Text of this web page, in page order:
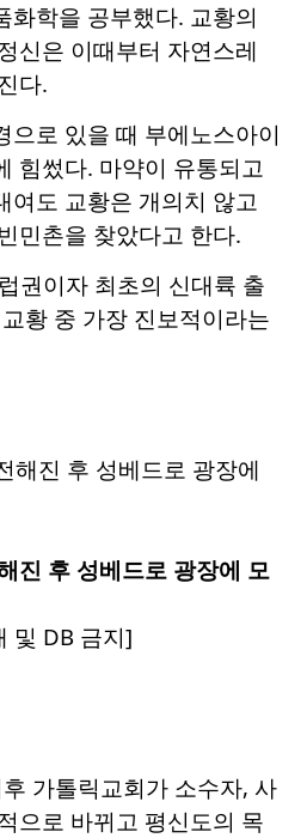
화학을 공부했다. 교황의
신은 이때부터 자연스레
다.
으로 있을 때 부에노스아이
힘썼다. 마약이 유통되고
여도 교황은 개의치 않고
민촌을 찾았다고 한다.
권이자 최초의 신대륙 출
황 중 가장 진보적이라는
진 후 성베드로 광장에 모
및 DB 금지]
가톨릭교회가 소수자, 사
으로 바뀌고 평신도의 목